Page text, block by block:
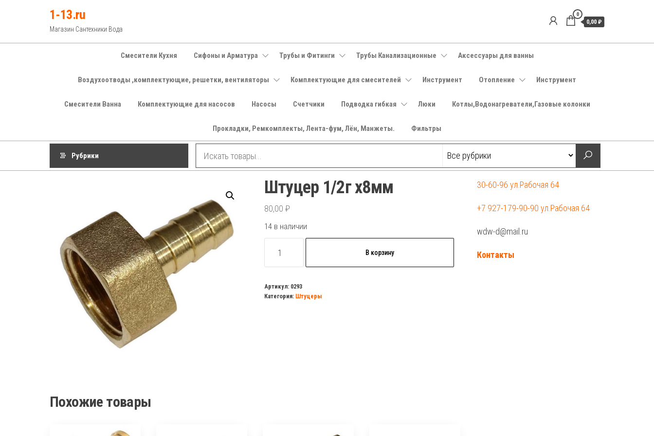
1-13.ru
Магазин Сантехники Вода
0
0,00 ₽
Смесители Кухня Сифоны и Арматура Трубы и Фитинги Трубы Канализационные Аксессуары для ванны
Воздухоотводы ,комплектующие, решетки, вентиляторы Комплектующие для смесителей Инструмент Отопление Инструмент
Смесители Ванна Комплектующие для насосов Насосы Счетчики Подводка гибкая Люки Котлы,Водонагреватели,Газовые колонки
Прокладки, Ремкомплекты, Лента-фум, Лён, Манжеты. Фильтры
Рубрики
Штуцер 1/2г х8мм
80,00 ₽
14 в наличии
товара
1/2г
х8мм
В корзину
Артикул: 0293
Категория: Штуцеры
Похожие товары
30-60-96 ул.Рабочая 64
+7 927-179-90-90 ул.Рабочая 64
wdw-d@mail.ru
Контакты